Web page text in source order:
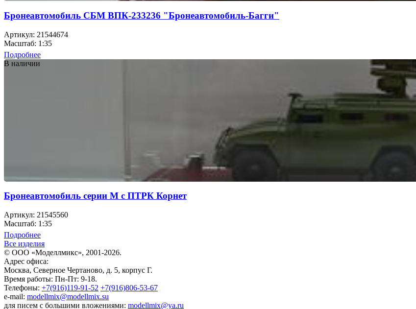
Бронеавтомобиль СБМ ВПК-233236 "Бронеавтомобиль-Багги"
Артикул: 21544674
Масштаб: 1:35
Подробнее
В наличии
Бронеавтомобиль серии М с ПТРК Корнет
Артикул: 21545560
Масштаб: 1:35
Подробнее
Все изделия
© ООО «Моделлмикс», 2001-2026.
Адрес офиса:
Москва, Северное Чертаново, д. 5, корпус Г.
Время работы: Пн-Пт: 9-18.
Телефоны: +7(916)119-91-52 +7(916)806-53-67
e-mail: modellmix@modellmix.su
для писем с большими вложениями: modellmix@ya.ru